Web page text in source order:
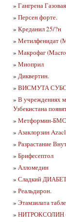
» Гангрена
» Персен форте.
» Креданил 25/?н
» Метилфенидат
» Макрофаг
» Миоприл
» Диквертин.
» ВИСМУТА
» В учреждениях
Узбекистана
» Метформин-БМС
» Азаклорзин
» Разрастание
» Брифесептол
» Алломедин
» Сладкий
» Реальдирон.
» Этамзилата
» НИТРОКСОЛИН